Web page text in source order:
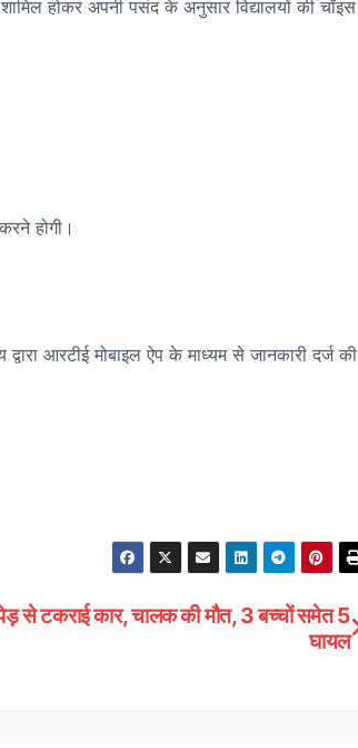
होकर अपनी पसंद के अनुसार विद्यालयों की चॉइस
होगी।
आरटीई मोबाइल ऐप के माध्यम से जानकारी दर्ज की
से टकराई कार, चालक की मौत, 3 बच्चों समेत 5
घायल